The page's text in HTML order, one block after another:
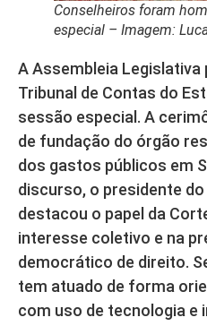
Conselheiros foram
especial – Imagem:
A Assembleia
Tribunal de Contas do
sessão especial. A
de fundação do órgão
dos gastos públicos em
discurso, o presidente do
destacou o papel da
interesse coletivo e na
democrático de direito.
tem atuado de forma
com uso de tecnologia e